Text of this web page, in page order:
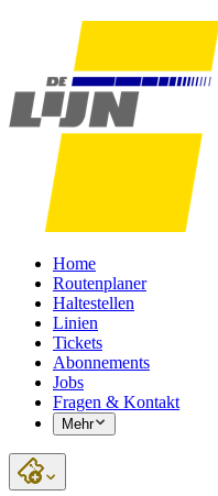
Home
Routenplaner
Haltestellen
Linien
Tickets
Abonnements
Jobs
Fragen & Kontakt
Mehr